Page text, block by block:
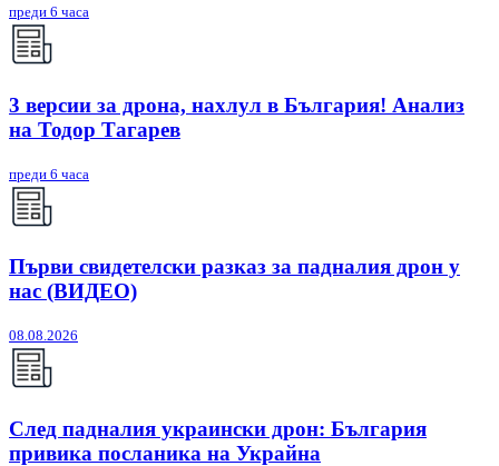
преди 6 часа
3 версии за дрона, нахлул в България! Анализ
на Тодор Тагарев
преди 6 часа
Първи свидетелски разказ за падналия дрон у
нас (ВИДЕО)
08.08.2026
След падналия украински дрон: България
привика посланика на Украйна